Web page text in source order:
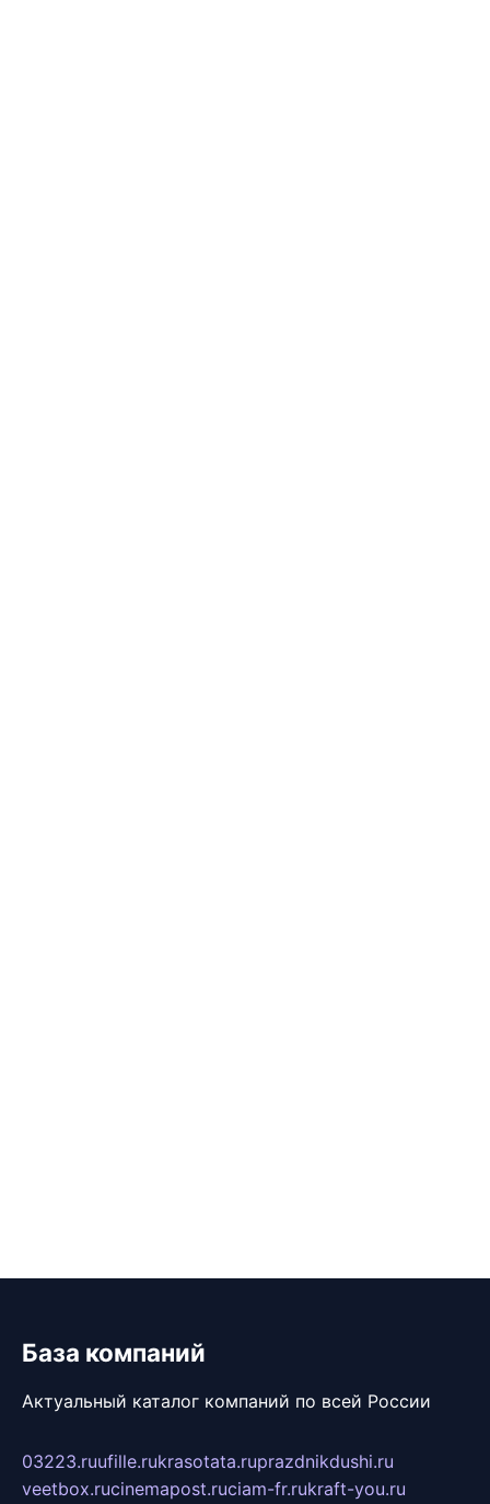
База компаний
Актуальный каталог компаний по всей России
03223.ruufille.rukrasotata.ruprazdnikdushi.ru
veetbox.rucinemapost.ruciam-fr.rukraft-you.ru